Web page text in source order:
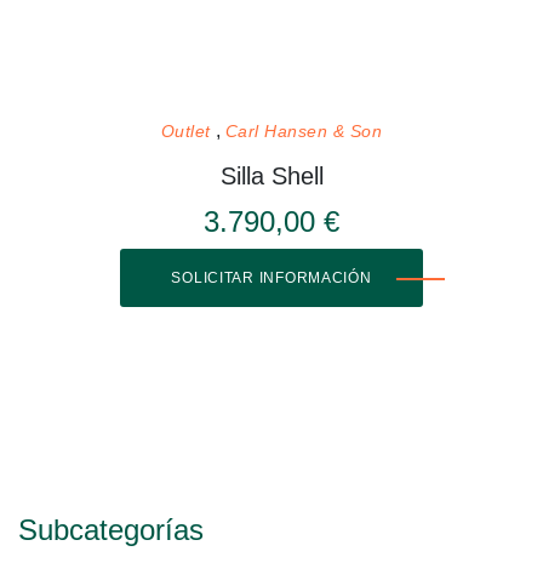
Outlet Carl Hansen & Son
Silla Shell
3.790,00 €
SOLICITAR INFORMACIÓN
Subcategorías